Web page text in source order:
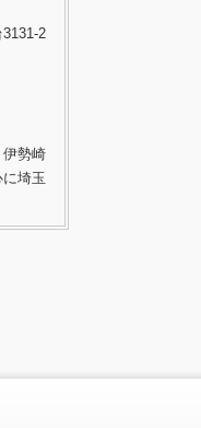
2
伊勢崎
埼玉